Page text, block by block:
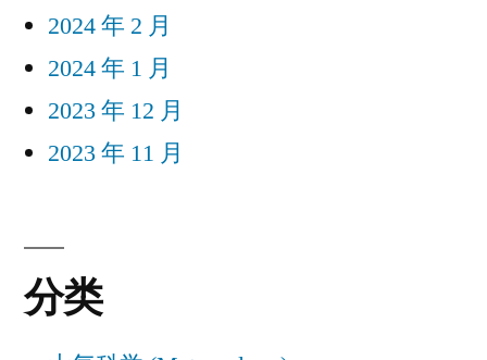
2024 年 2 月
2024 年 1 月
2023 年 12 月
2023 年 11 月
分类